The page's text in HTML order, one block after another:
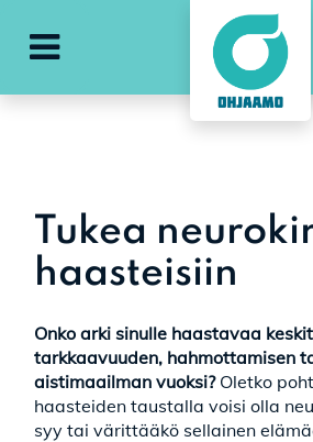
Avaa päävalikko
Tukea
haasteisiin
Onko arki sinulle haastavaa
tarkkaavuuden, hahmottamisen
aistimaailman vuoksi?Oletko
haasteiden taustalla voisi olla
syy tai värittääkö sellainen